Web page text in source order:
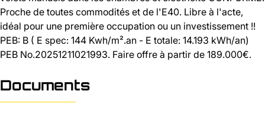
Proche de toutes commodités et de l'E40. Libre à l'acte,
idéal pour une première occupation ou un investissement !!
PEB: B ( E spec: 144 Kwh/m².an - E totale: 14.193 kWh/an)
PEB No.20251211021993. Faire offre à partir de 189.000€.
Documents